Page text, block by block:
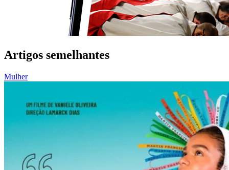
Artigos semelhantes
Mulher